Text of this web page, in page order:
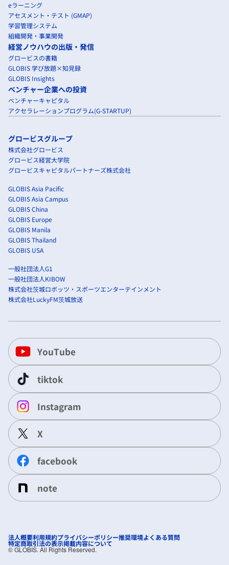
eラーニング
アセスメント・テスト (GMAP)
学習管理システム
組織開発・事業開発
経営ノウハウの出版・発信
グロービスの書籍
GLOBIS 学び放題×知見録
GLOBIS Insights
ベンチャー企業への投資
ベンチャーキャピタル
アクセラレーションプログラム(G-STARTUP)
グロービスグループ
株式会社グロービス
グロービス経営大学院
グロービスキャピタルパートナーズ株式会社
GLOBIS Asia Pacific
GLOBIS Asia Campus
GLOBIS China
GLOBIS Europe
GLOBIS Manila
GLOBIS Thailand
GLOBIS USA
一般社団法人G1
一般社団法人KIBOW
株式会社茨城ロボッツ・スポーツエンターテインメント
株式会社LuckyFM茨城放送
YouTube
tiktok
Instagram
X
facebook
note
法人概要利用規約プライバシーポリシー推奨環境よくある質問
特定商取引法の表示掲載内容について
©︎ GLOBIS. All Rights Reserved.